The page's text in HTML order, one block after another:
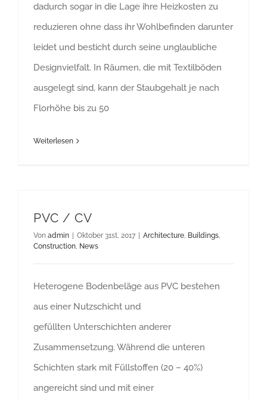
dadurch sogar in die Lage ihre Heizkosten zu
reduzieren ohne dass ihr Wohlbefinden darunter
leidet und besticht durch seine unglaubliche
Designvielfalt. In Räumen, die mit Textilböden
ausgelegt sind, kann der Staubgehalt je nach
Florhöhe bis zu 50
Weiterlesen
PVC / CV
Von admin | Oktober 31st, 2017 | Architecture, Buildings,
Construction, News
Heterogene Bodenbeläge aus PVC bestehen
aus einer Nutzschicht und
gefüllten Unterschichten anderer
Zusammensetzung. Während die unteren
Schichten stark mit Füllstoffen (20 – 40%)
angereicht sind und mit einer